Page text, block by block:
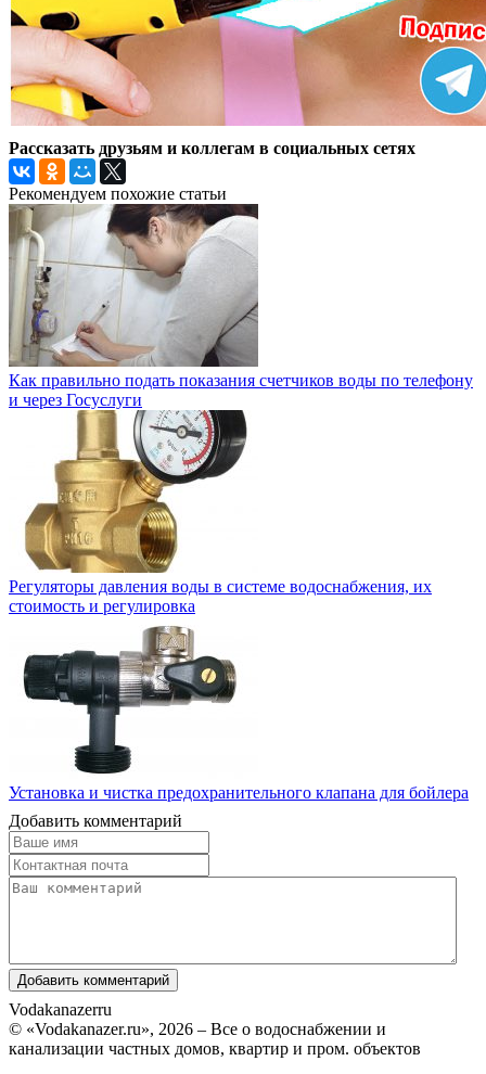
Рассказать друзьям и коллегам в социальных сетях
Рекомендуем похожие статьи
Как правильно подать показания счетчиков воды по телефону
и через Госуслуги
Регуляторы давления воды в системе водоснабжения, их
стоимость и регулировка
Установка и чистка предохранительного клапана для бойлера
Добавить комментарий
Vodakanazerru
© «Vodakanazer.ru», 2026 – Все о водоснабжении и
канализации частных домов, квартир и пром. объектов